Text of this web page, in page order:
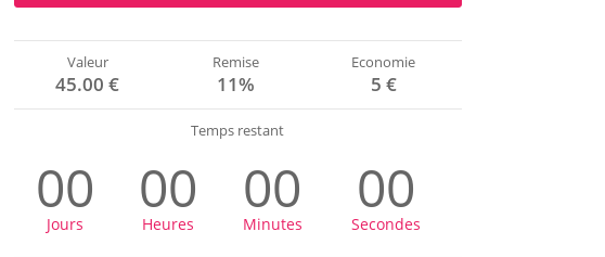
Valeur
45.00 €
Remise
11%
Economie
5 €
Temps restant
00
Jours
00
Heures
00
Minutes
00
Secondes